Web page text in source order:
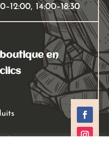
14:00–18:30
en